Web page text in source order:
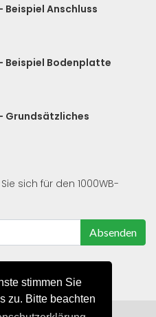
stimmen Sie
zu. Bitte beachten
Beispiel Anschluss
Beispiel Bodenplatte
Grundsätzliches
sich für den 1000WB-
Absenden